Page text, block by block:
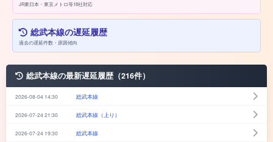
JR東日本・東京メトロ等18社対応
総武本線の遅延履歴
過去の遅延件数・原因傾向
総武本線の最新遅延履歴（216件）
2026-08-04 14:30 総武本線
2026-07-24 21:30 総武本線（上り）
2026-07-24 19:30 総武本線